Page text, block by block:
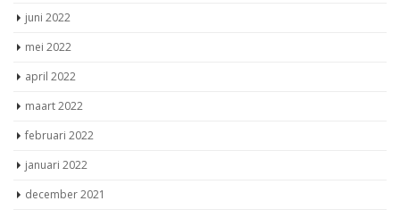
maart 2022
februari 2022
januari 2022
december 2021
november 2021
oktober 2021
september 2021